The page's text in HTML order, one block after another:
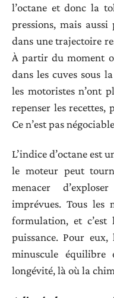
l’octane et donc la
pressions, mais
dans une trajectoire
À partir du moment
dans les cuves sous
les motoristes n’ont
repenser les recettes,
Ce n’est pas
L’indice d’octane est
le moteur peut
menacer
imprévues. Tous les
formulation, et
puissance. Pour
minuscule équilibre
longévité, là où la